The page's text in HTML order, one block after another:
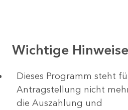
Wichtige Hinweise
Dieses Programm steht
Antragstellung nicht
die Auszahlung und